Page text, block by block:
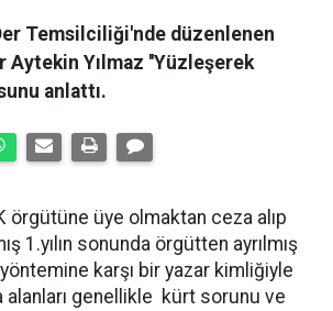
Temsilciliği'nde düzenlenen
Aytekin Yılmaz ''Yüzleşerek
anlattı.
örgütüne üye olmaktan ceza alıp
1.yılın sonunda örgütten ayrılmış
karşı bir yazar kimliğiyle
alanları genellikle kürt sorunu ve